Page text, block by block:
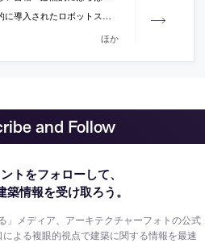
されたロボットスーツの動画
ほか
and Follow
トをフォローして、
築情報を受け取ろう。
」メディア、アーキテクチャーフォトの公式
による複眼的視点で建築に関する情報を最速